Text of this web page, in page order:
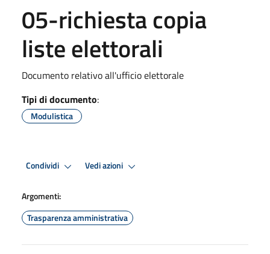
05-richiesta copia
liste elettorali
Documento relativo all'ufficio elettorale
Tipi di documento:
Modulistica
Condividi Vedi azioni
Argomenti:
Trasparenza amministrativa